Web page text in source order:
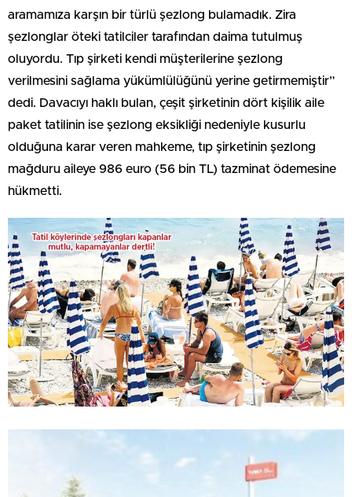
aramamıza karşın bir türlü şezlong bulamadık. Zira
şezlonglar öteki tatilciler tarafından daima tutulmuş
oluyordu. Tıp şirketi kendi müşterilerine şezlong
verilmesini sağlama yükümlülüğünü yerine getirmemiştir”
dedi. Davacıyı haklı bulan, çeşit şirketinin dört kişilik aile
paket tatilinin ise şezlong eksikliği nedeniyle kusurlu
olduğuna karar veren mahkeme, tıp şirketinin şezlong
mağduru aileye 986 euro (56 bin TL) tazminat ödemesine
hükmetti.